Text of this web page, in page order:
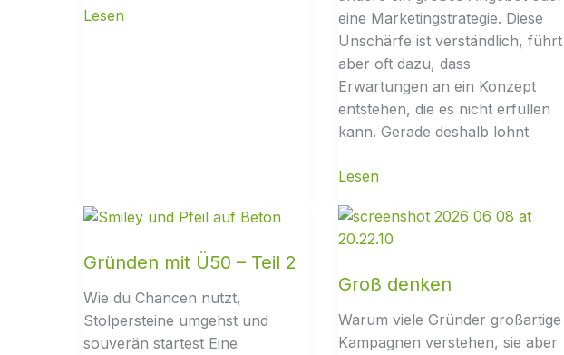
eine Marketingstrategie. Diese
Unschärfe ist verständlich, führt
aber oft dazu, dass
Erwartungen an ein Konzept
entstehen, die es nicht erfüllen
kann. Gerade deshalb lohnt
Gründen mit Ü50 – Teil 2
Wie du Chancen nutzt,
Stolpersteine umgehst und
souverän startest Eine
Groß denken
Warum viele Gründer großartige
Kampagnen verstehen, sie aber